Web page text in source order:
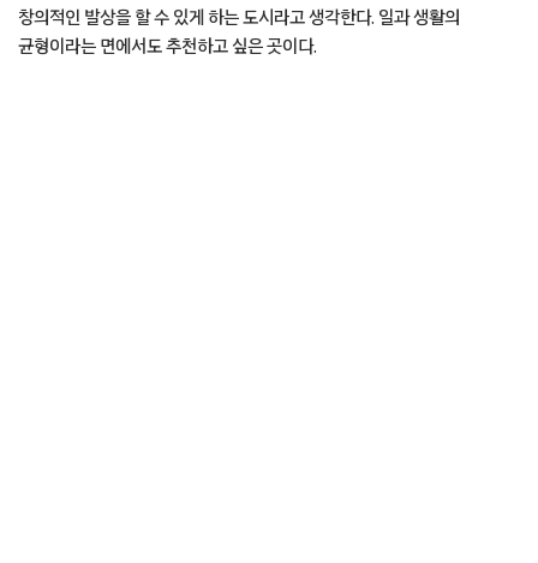
창의적인 발상을 할 수 있게 하는 도시라고 생각한다. 일과 생활의
균형이라는 면에서도 추천하고 싶은 곳이다.